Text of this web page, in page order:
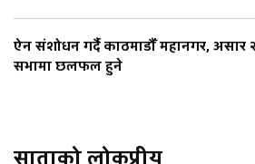
ऐन संशोधन गर्दै काठमाडौँ महानगर, असार
सभामा छलफल हुने